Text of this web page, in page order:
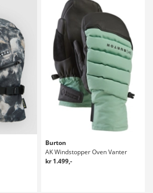
Burton
AK Windstopper Oven Vanter
kr 1.499,-